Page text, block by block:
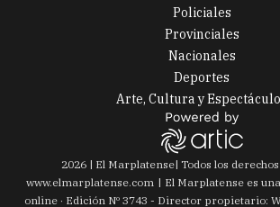
Policiales
Provinciales
Nacionales
Deportes
Arte, Cultura y
2026| El Marplatense| Todos los
www.elmarplatense.com
El Marplatense es
online · Edición Nº 3743 - Director propietario: